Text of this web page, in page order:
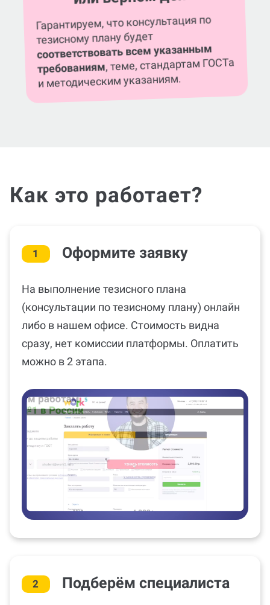
Гарантируем, что консультация по
тезисному плану будет
соответствовать всем указанным
требованиям, теме, стандартам ГОСТа
и методическим указаниям.
Как это работает?
1 Оформите заявку
На выполнение тезисного плана
(консультации по тезисному плану) онлайн
либо в нашем офисе. Стоимость видна
сразу, нет комиссии платформы. Оплатить
можно в 2 этапа.
2 Подберём специалиста